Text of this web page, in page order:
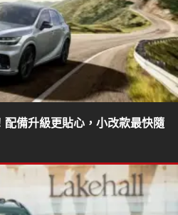
備升級更貼心，小改款最快隨